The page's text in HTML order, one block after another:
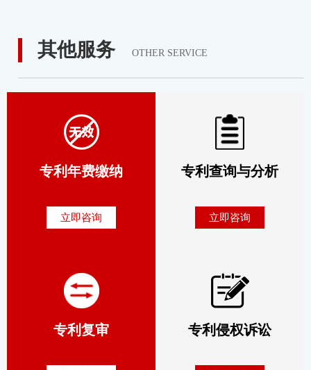
其他服务 OTHER SERVICE
专利年费缴纳
立即咨询
专利查询与分析
立即咨询
专利复审 专利侵权诉讼